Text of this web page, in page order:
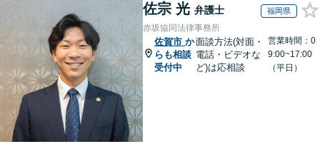
佐宗 光 弁護士 福岡県
赤坂協同法律事務所
佐賀市 か
らも相談
受付中
面談方法(対面・
電話・ビデオな
ど)は応相談
営業時間：0
9:00~17:00
（平日）